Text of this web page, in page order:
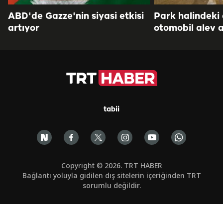
ABD'de Gazze'nin siyasi etkisi
artıyor
Park halindeki
otomobil alev
tabii
Copyright © 2026. TRT HABER
Bağlantı yoluyla gidilen dış sitelerin içeriğinden TRT
sorumlu değildir.